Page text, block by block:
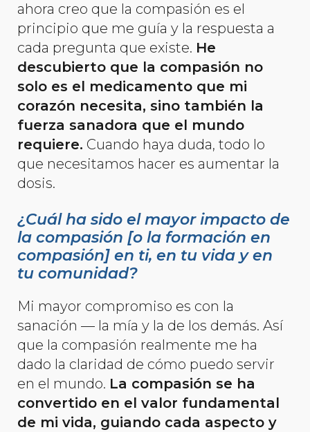
ahora creo que la compasión es el
principio que me guía y la respuesta a
cada pregunta que existe. He
descubierto que la compasión no
solo es el medicamento que mi
corazón necesita, sino también la
fuerza sanadora que el mundo
requiere. Cuando haya duda, todo lo
que necesitamos hacer es aumentar la
dosis.
¿Cuál ha sido el mayor impacto de
la compasión [o la formación en
compasión] en ti, en tu vida y en
tu comunidad?
Mi mayor compromiso es con la
sanación — la mía y la de los demás. Así
que la compasión realmente me ha
dado la claridad de cómo puedo servir
en el mundo. La compasión se ha
convertido en el valor fundamental
de mi vida, guiando cada aspecto y